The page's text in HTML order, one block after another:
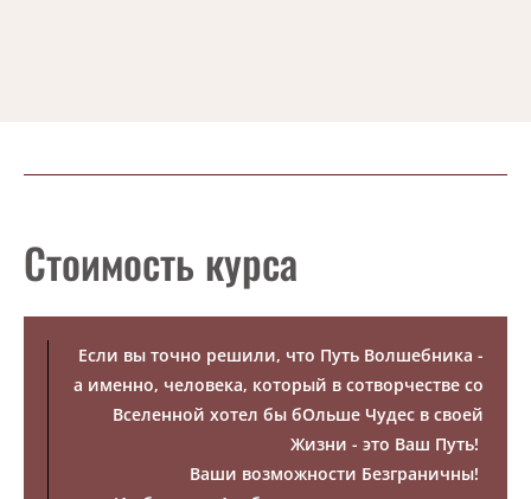
Стоимость курса
Если вы точно решили, что Путь Волшебника -
а именно, человека, который в сотворчестве со
Вселенной хотел бы бОльше Чудес в своей
Жизни - это Ваш Путь!
Ваши возможности Безграничны!